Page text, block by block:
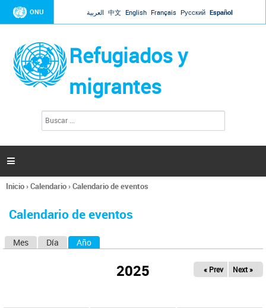
Jump to navigation
ONU العربية 中文 English Français Русский Español
Refugiados y
migrantes
l
s

Se
usted
Inicio›Calendario›Calendario de eventos
Calendario de eventos
Mes Día Año
2025 « Prev Next »